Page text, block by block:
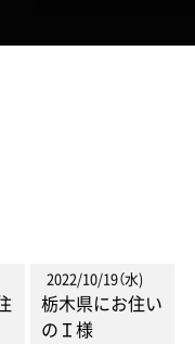
2022/10/19（水)
栃木県にお住い
のＩ様